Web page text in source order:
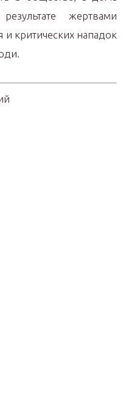
жертвами
критических нападок